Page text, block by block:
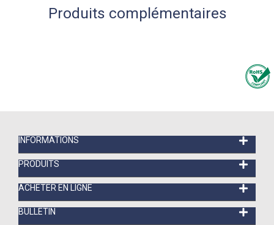
Produits complémentaires
INFORMATIONS
PRODUITS
ACHETER EN LIGNE
BULLETIN